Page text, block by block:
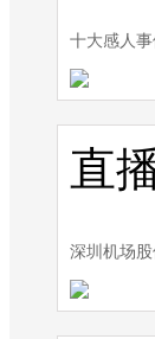
十大感人
直
深圳机场